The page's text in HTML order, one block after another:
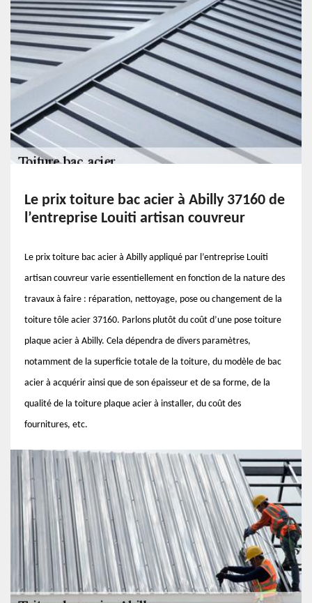
Le prix toiture bac acier à Abilly 37160 de
l’entreprise Louiti artisan couvreur
Le prix toiture bac acier à Abilly appliqué par l’entreprise Louiti
artisan couvreur varie essentiellement en fonction de la nature des
travaux à faire : réparation, nettoyage, pose ou changement de la
toiture tôle acier 37160. Parlons plutôt du coût d’une pose toiture
plaque acier à Abilly. Cela dépendra de divers paramètres,
notamment de la superficie totale de la toiture, du modèle de bac
acier à acquérir ainsi que de son épaisseur et de sa forme, de la
qualité de la toiture plaque acier à installer, du coût des
fournitures, etc.